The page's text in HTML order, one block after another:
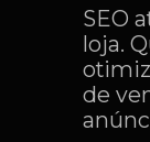
SEO
loja.
de